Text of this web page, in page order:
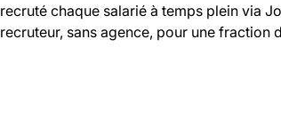
recruté chaque salarié à temps plein via
recruteur, sans agence, pour une fraction